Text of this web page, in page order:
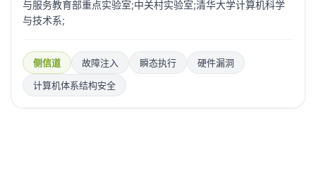
与服务教育部重点实验室;中关村实验室;清华大学计算机科学
与技术系;
侧信道 故障注入 瞬态执行
硬件漏洞
计算机体系结构安全